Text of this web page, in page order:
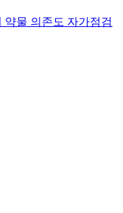
약물 의존도 자가점검